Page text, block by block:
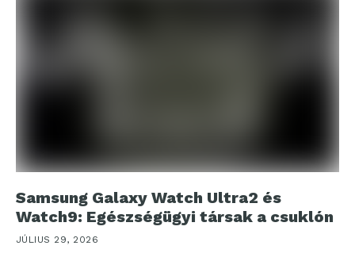
Samsung Galaxy Watch Ultra2 és
Watch9: Egészségügyi társak a csuklón
JÚLIUS 29, 2026